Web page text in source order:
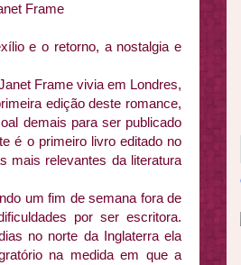
Frame
e o retorno, a nostalgia e
Frame vivia em Londres,
edição deste romance,
demais para ser publicado
é o primeiro livro editado no
mais relevantes da literatura
um fim de semana fora de
por ser escritora.
no norte da Inglaterra ela
na medida em que a